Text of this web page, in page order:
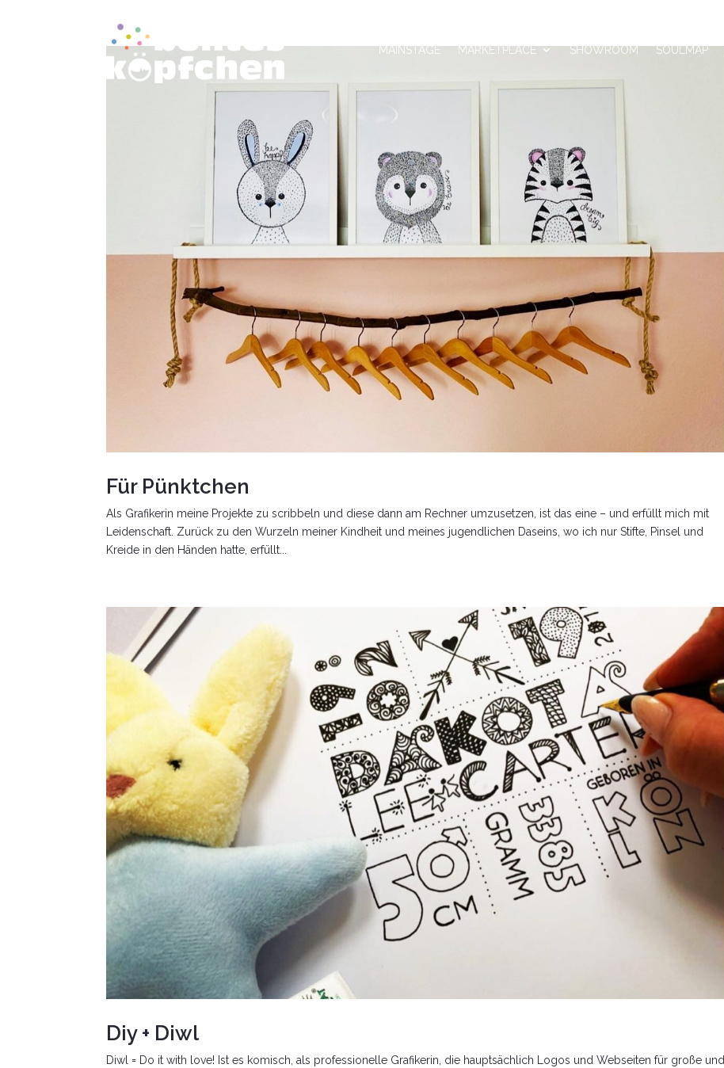
MAINSTAGE MARKETPLACE SHOWROOM SOULMAP
Für Pünktchen
Als Grafikerin meine Projekte zu scribbeln und diese dann am Rechner umzusetzen, ist das eine – und erfüllt mich mit
Leidenschaft. Zurück zu den Wurzeln meiner Kindheit und meines jugendlichen Daseins, wo ich nur Stifte, Pinsel und
Kreide in den Händen hatte, erfüllt...
Diy + Diwl
Diwl = Do it with love! Ist es komisch, als professionelle Grafikerin, die hauptsächlich Logos und Webseiten für große und